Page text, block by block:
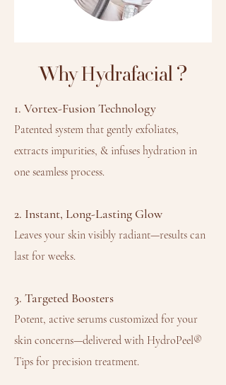
Why Hydrafacial ?
1. Vortex-Fusion Technology
Patented system that gently exfoliates,
extracts impurities, & infuses hydration in
one seamless process.
2. Instant, Long-Lasting Glow
Leaves your skin visibly radiant—results can
last for weeks.
3. Targeted Boosters
Potent, active serums customized for your
skin concerns—delivered with HydroPeel®
Tips for precision treatment.